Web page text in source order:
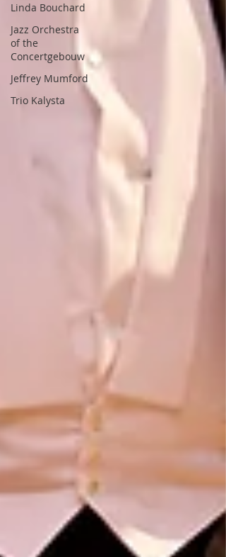
Linda Bouchard
Jazz Orchestra
of the
Concertgebouw
Jeffrey Mumford
Trio Kalysta